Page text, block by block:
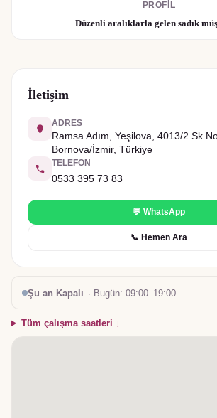
PROFIL
Düzenli aralıklarla gelen sadık
İletişim
ADRES
Ramsa Adım, Yeşilova, 4013/2 Sk
Bornova/İzmir, Türkiye
TELEFON
0533 395 73 83
💬 WhatsApp
📞 Hemen Ara
Şu an Kapalı · Bugün: 09:00–19:00
Tüm çalışma saatleri ↓